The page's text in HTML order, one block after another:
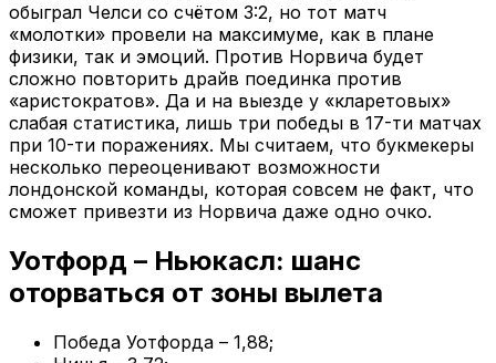
обыграл Челси со счётом 3:2, но тот матч
«молотки» провели на максимуме, как в плане
физики, так и эмоций. Против Норвича будет
сложно повторить драйв поединка против
«аристократов». Да и на выезде у «кларетовых»
слабая статистика, лишь три победы в 17-ти матчах
при 10-ти поражениях. Мы считаем, что букмекеры
несколько переоценивают возможности
лондонской команды, которая совсем не факт, что
сможет привезти из Норвича даже одно очко.
Уотфорд – Ньюкасл: шанс
оторваться от зоны вылета
Победа Уотфорда – 1,88;